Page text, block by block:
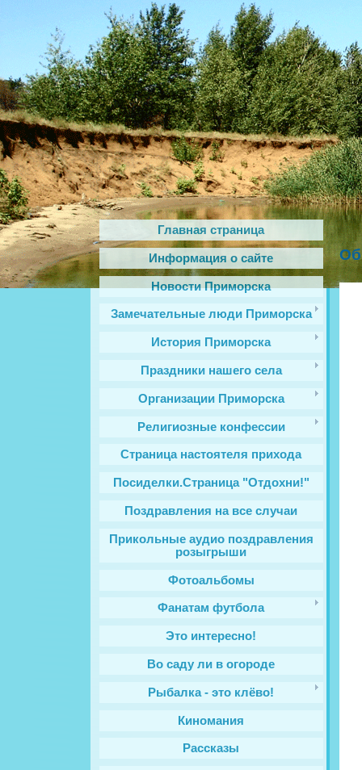
Главная страница
Информация о сайте
Новости Приморска
Замечательные люди Приморска
История Приморска
Праздники нашего села
Организации Приморска
Религиозные конфессии
Cтраница настоятеля прихода
Посиделки.Страница "Отдохни!"
Поздравления на все случаи
Прикольные аудио поздравления
розыгрыши
Фотоальбомы
Фанатам футбола
Это интересно!
Во саду ли в огороде
Рыбалка - это клёво!
Киномания
Рассказы